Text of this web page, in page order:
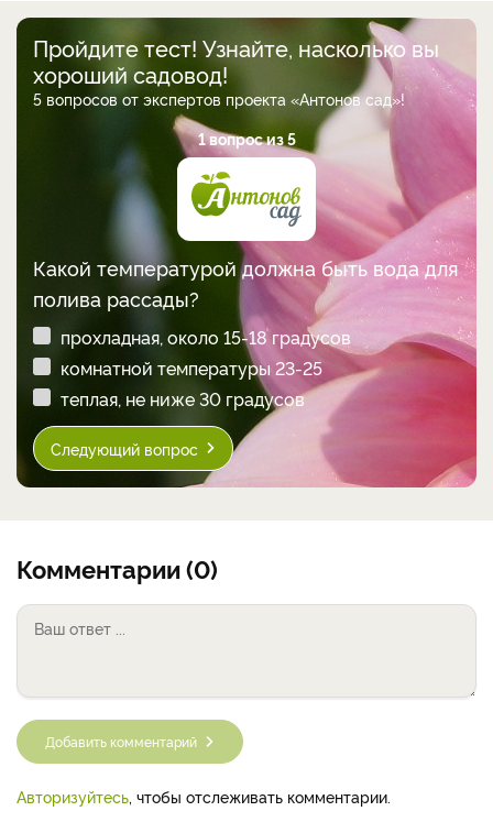
Пройдите тест! Узнайте, насколько вы
хороший садовод!
5 вопросов от экспертов проекта «Антонов сад»!
1 вопрос из 5
Какой температурой должна быть вода для
полива рассады?
прохладная, около 15-18 градусов
комнатной температуры 23-25
теплая, не ниже 30 градусов
Следующий вопрос
Комментарии (0)
Добавить комментарий
Авторизуйтесь , чтобы отслеживать комментарии.